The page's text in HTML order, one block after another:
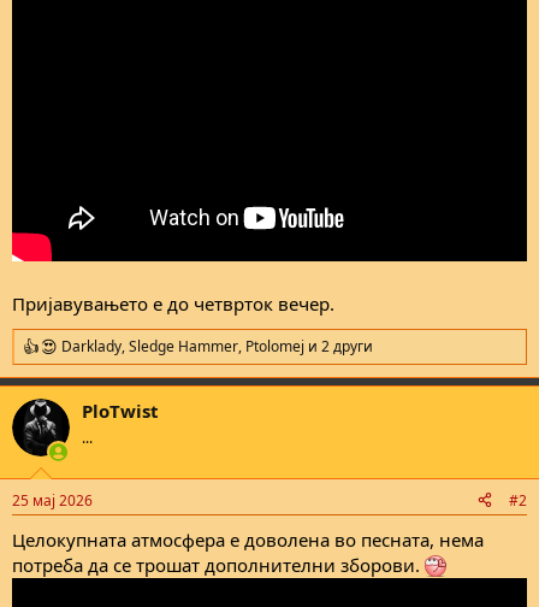
Пријавувањето е до четврток вечер.
R
e
a
c
t
i
s
Darklady,Sledge Hammer, Ptolomej и 2 други
PloTwist
...
25 мај 2026 #2
Целокупната атмосфера е доволена во песната, нема
потреба да се трошат дополнителни зборови.